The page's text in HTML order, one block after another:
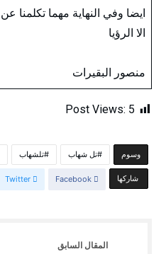
ايضا وفي النهاية مهما تكلمنا
الا الرؤيا
منصور البقيرات
Post Views: 5
‫‫‫‫وسوم‬ تل شهاب تلشهاب
‫‫ شاركها‬ Facebook
Twitter